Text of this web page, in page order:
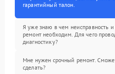
гарантийный талон.
Я уже знаю в чем неисправность и
ремонт необходим. Для чего
диагностику?
Мне нужен срочный ремонт.
сделать?